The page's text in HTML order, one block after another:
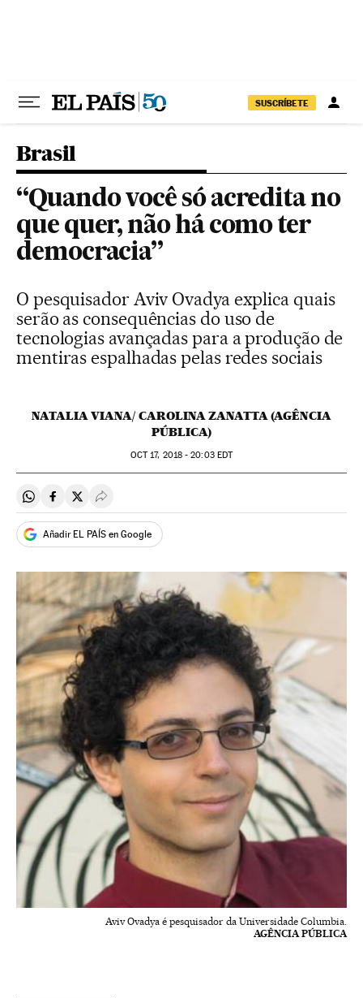
SUSCRÍBETE
Brasil
“Quando você só acredita no
que quer, não há como ter
democracia”
O pesquisador Aviv Ovadya explica quais
serão as consequências do uso de
tecnologias avançadas para a produção de
mentiras espalhadas pelas redes sociais
NATALIA VIANA/ CAROLINA ZANATTA (AGÊNCIA
PÚBLICA)
OCT17, 2018 - 20:03EDT
Compartir en Whatsapp
Compartir en Facebook
Compartir en Twitter
Desplegar Redes Sociales
Añadir EL PAÍS en Google
Aviv Ovadya é pesquisador da Universidade Columbia.
AGÊNCIA PÚBLICA